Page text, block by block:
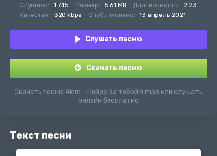
Слушали: 1 745 Размер: 5.61 MB Длительность:
2:23
Качество:
320 kbps Опубликовано: 13 апрель 2021
Слушать песню
Скачать песню
Скачать песню Akim - Пойду за тобой в mp3 или слушать
онлайн бесплатно
Текст песни